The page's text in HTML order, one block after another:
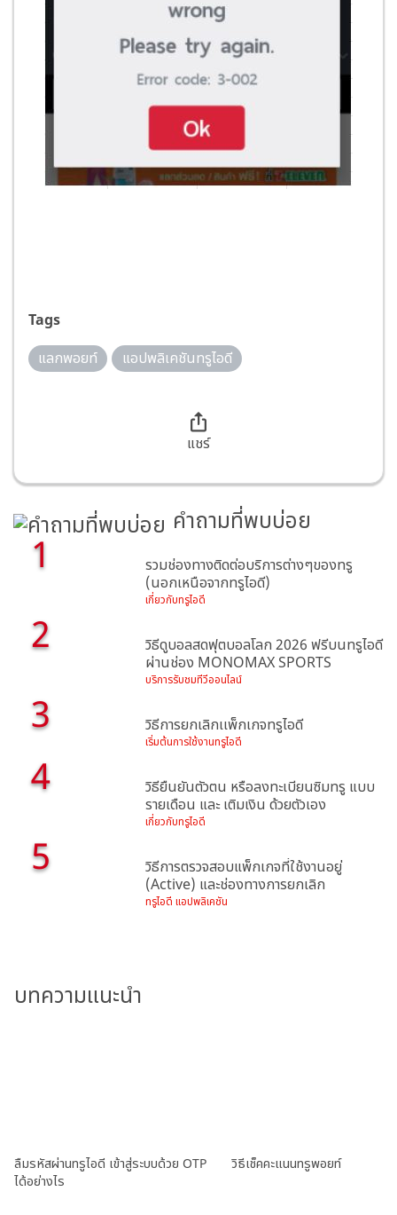
Tags
แลกพอยท์
แอปพลิเคชันทรูไอดี
แชร์
คำถามที่พบบ่อย
1
รวมช่องทางติดต่อบริการต่างๆของทรู
(นอกเหนือจากทรูไอดี)
เกี่ยวกับทรูไอดี
2
วิธีดูบอลสดฟุตบอลโลก 2026 ฟรีบนทรูไอดี
ผ่านช่อง MONOMAX SPORTS
บริการรับชมทีวีออนไลน์
3 วิธีการยกเลิกเเพ็กเกจทรูไอดี
เริ่มต้นการใช้งานทรูไอดี
4
วิธียืนยันตัวตน หรือลงทะเบียนซิมทรู แบบ
รายเดือน และ เติมเงิน ด้วยตัวเอง
เกี่ยวกับทรูไอดี
5
วิธีการตรวจสอบแพ็กเกจที่ใช้งานอยู่
(Active) และช่องทางการยกเลิก
ทรูไอดี แอปพลิเคชัน
บทความแนะนำ
ลืมรหัสผ่านทรูไอดี เข้าสู่ระบบด้วย OTP
ได้อย่างไร
วิธีเช็คคะแนนทรูพอยท์